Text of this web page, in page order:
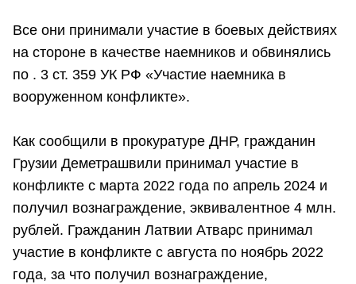
Все они принимали участие в боевых действиях
на стороне в качестве наемников и обвинялись
по . 3 ст. 359 УК РФ «Участие наемника в
вооруженном конфликте».
Как сообщили в прокуратуре ДНР, гражданин
Грузии Деметрашвили принимал участие в
конфликте с марта 2022 года по апрель 2024 и
получил вознаграждение, эквивалентное 4 млн.
рублей. Гражданин Латвии Атварс принимал
участие в конфликте с августа по ноябрь 2022
года, за что получил вознаграждение,